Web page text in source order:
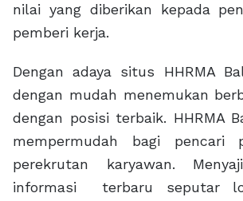
nilai yang diberikan kepada
pemberi kerja.
Dengan adaya situs HHRMA
dengan mudah menemukan
dengan posisi terbaik. HHRMA
mempermudah bagi pencari
perekrutan karyawan.
informasi terbaru seputar